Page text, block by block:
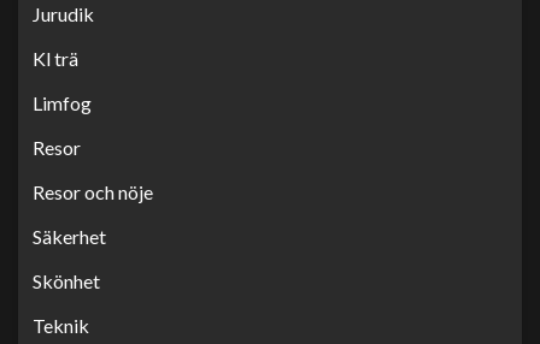
Jurudik
Kl trä
Limfog
Resor
Resor och nöje
Säkerhet
Skönhet
Teknik